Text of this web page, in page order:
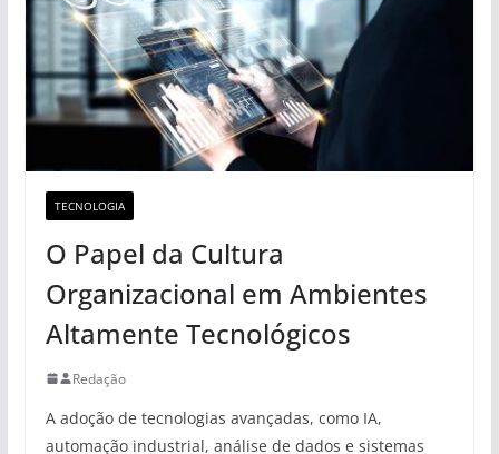
TECNOLOGIA
O Papel da Cultura
Organizacional em Ambientes
Altamente Tecnológicos
Redação
A adoção de tecnologias avançadas, como IA,
automação industrial, análise de dados e sistemas